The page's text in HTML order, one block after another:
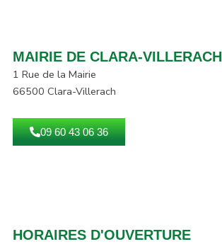
MAIRIE DE CLARA-VILLERACH
1 Rue de la Mairie
66500 Clara-Villerach
09 60 43 06 36
HORAIRES D'OUVERTURE